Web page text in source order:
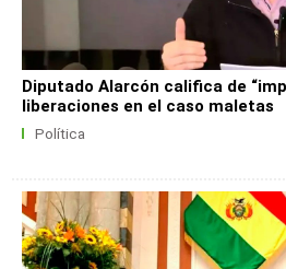
Diputado Alarcón califica de
liberaciones en el caso maletas
Política